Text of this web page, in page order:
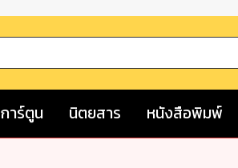
การ์ตูน นิตยสาร หนังสือพิมพ์